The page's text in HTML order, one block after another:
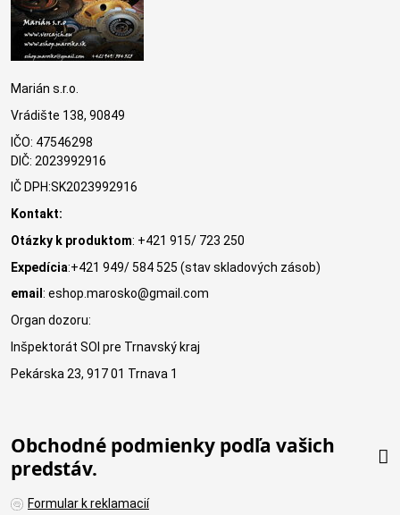
Marián s.r.o.
Vrádište 138, 90849
IČO: 47546298
DIČ: 2023992916
IČ DPH:SK2023992916
Kontakt:
Otázky k produktom: +421 915/ 723 250
Expedícia:+421 949/ 584 525 (stav skladových zásob)
email : eshop.marosko@gmail.com
Organ dozoru:
Inšpektorát SOI pre Trnavský kraj
Pekárska 23, 917 01 Trnava 1
Obchodné podmienky podľa vašich
predstáv.
Formular k reklamacií